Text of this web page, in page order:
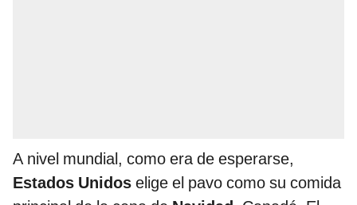
A nivel mundial, como era de esperarse,
Estados Unidos elige el pavo como su comida